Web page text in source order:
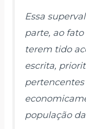
Essa
parte, ao
terem tido
escrita,
população